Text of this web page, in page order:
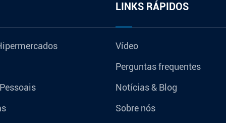
LINKS RÁPIDOS
Vídeo
Perguntas frequentes
Notícias & Blog
Sobre nós